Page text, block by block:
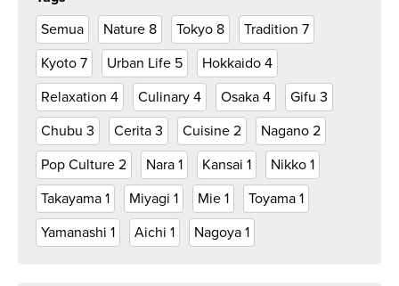
Semua
Nature 8 Tokyo 8 Tradition 7
Kyoto 7 Urban Life 5 Hokkaido 4
Relaxation 4 Culinary 4 Osaka 4 Gifu 3
Chubu 3 Cerita 3 Cuisine 2 Nagano 2
Pop Culture 2 Nara 1 Kansai 1 Nikko 1
Takayama 1 Miyagi 1 Mie 1 Toyama 1
Yamanashi 1 Aichi 1 Nagoya 1